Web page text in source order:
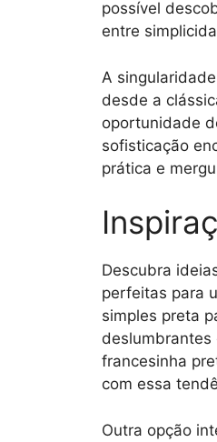
possível
entre
A
desde a
oportunidade
sofisticação
prática e
Descubra
perfeitas para
simples preta
deslumbrantes
francesinha
com essa
Outra opção